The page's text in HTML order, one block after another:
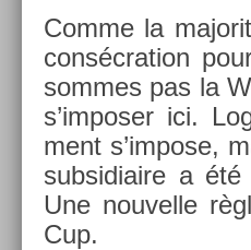
Comme la
con­sécra­tion
som­mes pas la
s’im­pos­er ici.
ment s’im­pose,
sub­sidiaire a
Une nouvel­le
Cup.